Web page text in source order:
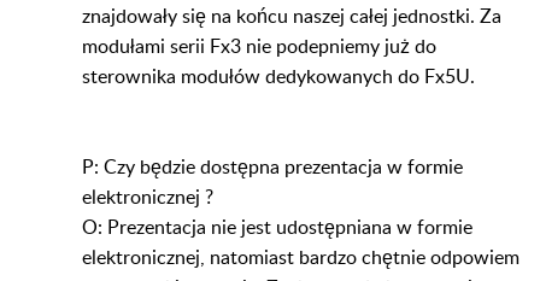
znajdowały się na końcu naszej całej jednostki. Za
modułami serii Fx3 nie podepniemy już do
sterownika modułów dedykowanych do Fx5U.
P: Czy będzie dostępna prezentacja w formie
elektronicznej ?
O: Prezentacja nie jest udostępniana w formie
elektronicznej, natomiast bardzo chętnie odpowiem